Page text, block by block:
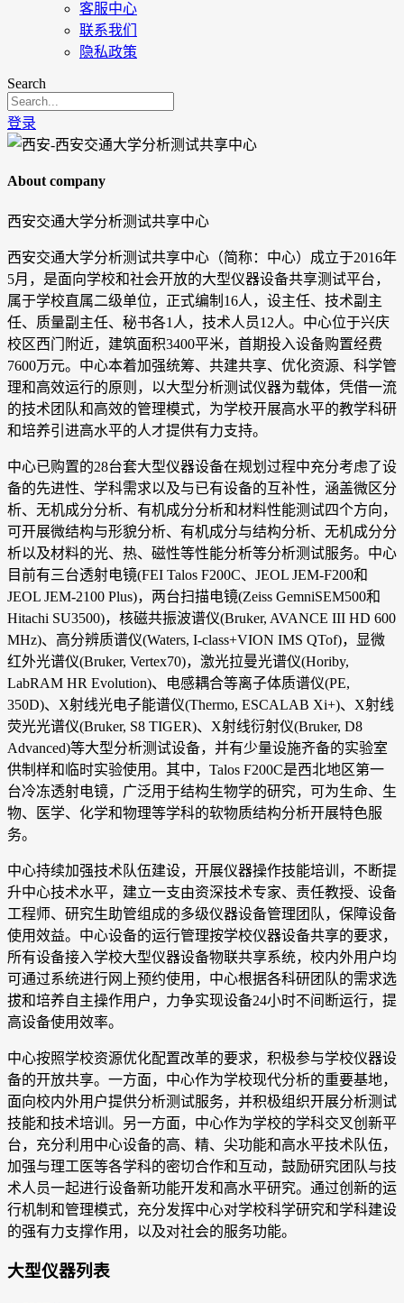
客服中心
联系我们
隐私政策
Search
登录
About company
西安交通大学分析测试共享中心
西安交通大学分析测试共享中心（简称：中心）成立于2016年
5月，是面向学校和社会开放的大型仪器设备共享测试平台，
属于学校直属二级单位，正式编制16人，设主任、技术副主
任、质量副主任、秘书各1人，技术人员12人。中心位于兴庆
校区西门附近，建筑面积3400平米，首期投入设备购置经费
7600万元。中心本着加强统筹、共建共享、优化资源、科学管
理和高效运行的原则，以大型分析测试仪器为载体，凭借一流
的技术团队和高效的管理模式，为学校开展高水平的教学科研
和培养引进高水平的人才提供有力支持。
中心已购置的28台套大型仪器设备在规划过程中充分考虑了设
备的先进性、学科需求以及与已有设备的互补性，涵盖微区分
析、无机成分分析、有机成分分析和材料性能测试四个方向，
可开展微结构与形貌分析、有机成分与结构分析、无机成分分
析以及材料的光、热、磁性等性能分析等分析测试服务。中心
目前有三台透射电镜(FEI Talos F200C、JEOL JEM-F200和
JEOL JEM-2100 Plus)，两台扫描电镜(Zeiss GemniSEM500和
Hitachi SU3500)，核磁共振波谱仪(Bruker, AVANCE III HD 600
MHz)、高分辨质谱仪(Waters, I-class+VION IMS QTof)，显微
红外光谱仪(Bruker, Vertex70)，激光拉曼光谱仪(Horiby,
LabRAM HR Evolution)、电感耦合等离子体质谱仪(PE,
350D)、X射线光电子能谱仪(Thermo, ESCALAB Xi+)、X射线
荧光光谱仪(Bruker, S8 TIGER)、X射线衍射仪(Bruker, D8
Advanced)等大型分析测试设备，并有少量设施齐备的实验室
供制样和临时实验使用。其中，Talos F200C是西北地区第一
台冷冻透射电镜，广泛用于结构生物学的研究，可为生命、生
物、医学、化学和物理等学科的软物质结构分析开展特色服
务。
中心持续加强技术队伍建设，开展仪器操作技能培训，不断提
升中心技术水平，建立一支由资深技术专家、责任教授、设备
工程师、研究生助管组成的多级仪器设备管理团队，保障设备
使用效益。中心设备的运行管理按学校仪器设备共享的要求，
所有设备接入学校大型仪器设备物联共享系统，校内外用户均
可通过系统进行网上预约使用，中心根据各科研团队的需求选
拔和培养自主操作用户，力争实现设备24小时不间断运行，提
高设备使用效率。
中心按照学校资源优化配置改革的要求，积极参与学校仪器设
备的开放共享。一方面，中心作为学校现代分析的重要基地，
面向校内外用户提供分析测试服务，并积极组织开展分析测试
技能和技术培训。另一方面，中心作为学校的学科交叉创新平
台，充分利用中心设备的高、精、尖功能和高水平技术队伍，
加强与理工医等各学科的密切合作和互动，鼓励研究团队与技
术人员一起进行设备新功能开发和高水平研究。通过创新的运
行机制和管理模式，充分发挥中心对学校科学研究和学科建设
的强有力支撑作用，以及对社会的服务功能。
大型仪器列表